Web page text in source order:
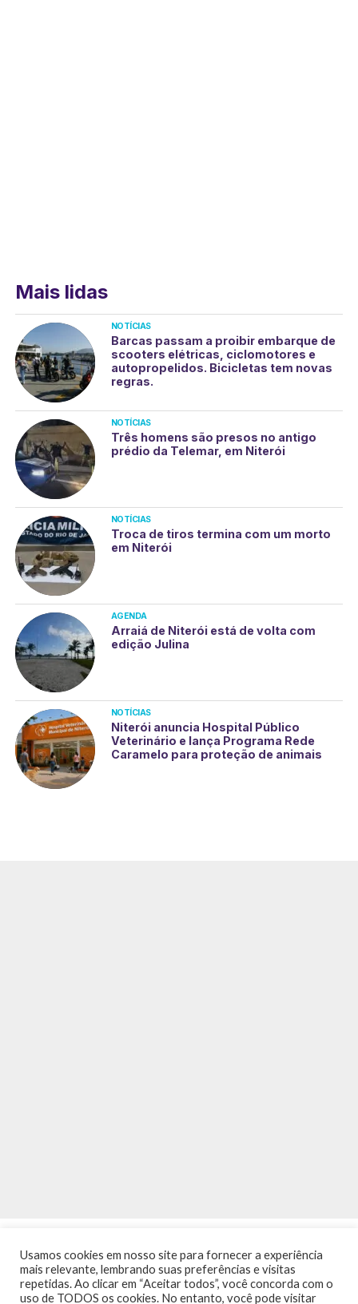
Mais lidas
NOTÍCIAS
Barcas passam a proibir embarque de
scooters elétricas, ciclomotores e
autopropelidos. Bicicletas tem novas
regras.
NOTÍCIAS
Três homens são presos no antigo
prédio da Telemar, em Niterói
NOTÍCIAS
Troca de tiros termina com um morto
em Niterói
AGENDA
Arraiá de Niterói está de volta com
edição Julina
NOTÍCIAS
Niterói anuncia Hospital Público
Veterinário e lança Programa Rede
Caramelo para proteção de animais
Usamos cookies em nosso site para fornecer a experiência
mais relevante, lembrando suas preferências e visitas
repetidas. Ao clicar em “Aceitar todos”, você concorda com o
uso de TODOS os cookies. No entanto, você pode visitar